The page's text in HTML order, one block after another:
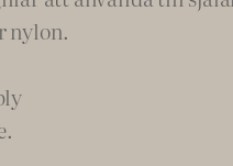
nylon.